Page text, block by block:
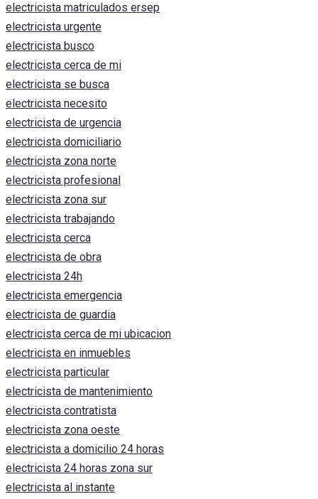
electricista matriculados ersep
electricista urgente
electricista busco
electricista cerca de mi
electricista se busca
electricista necesito
electricista de urgencia
electricista domiciliario
electricista zona norte
electricista profesional
electricista zona sur
electricista trabajando
electricista cerca
electricista de obra
electricista 24h
electricista emergencia
electricista de guardia
electricista cerca de mi ubicacion
electricista en inmuebles
electricista particular
electricista de mantenimiento
electricista contratista
electricista zona oeste
electricista a domicilio 24 horas
electricista 24 horas zona sur
electricista al instante